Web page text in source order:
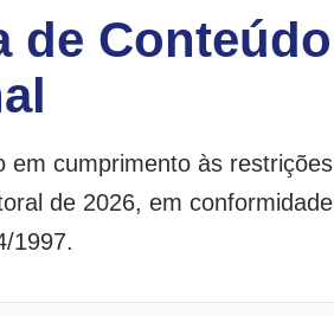
de Conteúdo
em cumprimento às restrições
de 2026, em conformidade
1997.